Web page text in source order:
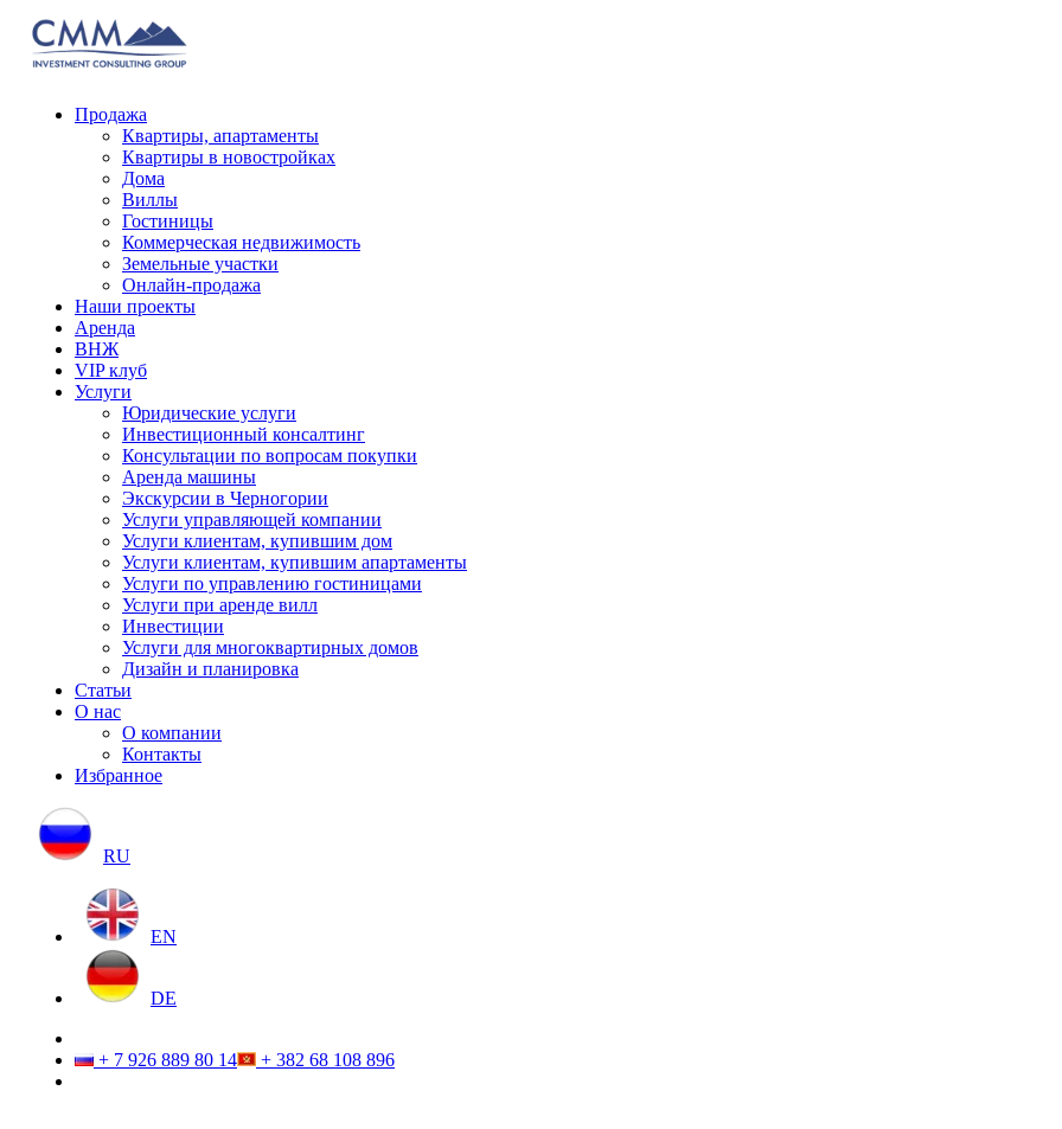
Продажа
Квартиры, апартаменты
Квартиры в новостройках
Дома
Виллы
Гостиницы
Коммерческая недвижимость
Земельные участки
Онлайн-продажа
Наши проекты
Аренда
ВНЖ
VIP клуб
Услуги
Юридические услуги
Инвестиционный консалтинг
Консультации по вопросам покупки
Аренда машины
Экскурсии в Черногории
Услуги управляющей компании
Услуги клиентам, купившим дом
Услуги клиентам, купившим апартаменты
Услуги по управлению гостиницами
Услуги при аренде вилл
Инвестиции
Услуги для многоквартирных домов
Дизайн и планировка
Статьи
О нас
О компании
Контакты
Избранное
RU
EN
DE
+ 7 926 889 80 14 + 382 68 108 896